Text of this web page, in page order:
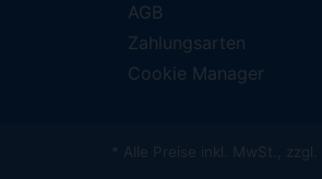
AGB
Zahlungsarten
Cookie Manager
* Alle Preise inkl. MwSt., zzgl.